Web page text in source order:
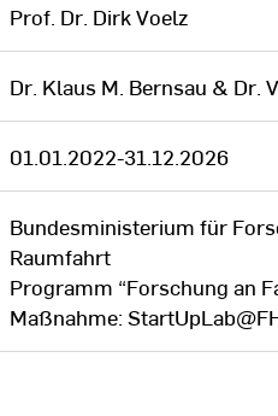
Prof. Dr. Dirk Voelz
Dr. Klaus M. Bernsau & Dr.
01.01.2022-31.12.2026
Bundesministerium für
Raumfahrt
Programm “Forschung an
Maßnahme: